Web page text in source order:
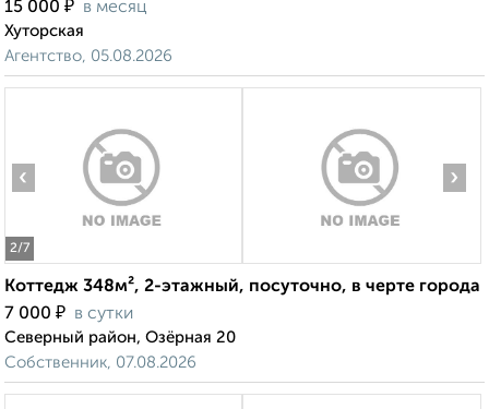
15 000 ₽ в месяц
Хуторская
Агентство, 05.08.2026
2/7
‹ ›
Коттедж 348м², 2-этажный, посуточно, в черте города
7 000 ₽ в сутки
Северный район, Озёрная 20
Собственник, 07.08.2026